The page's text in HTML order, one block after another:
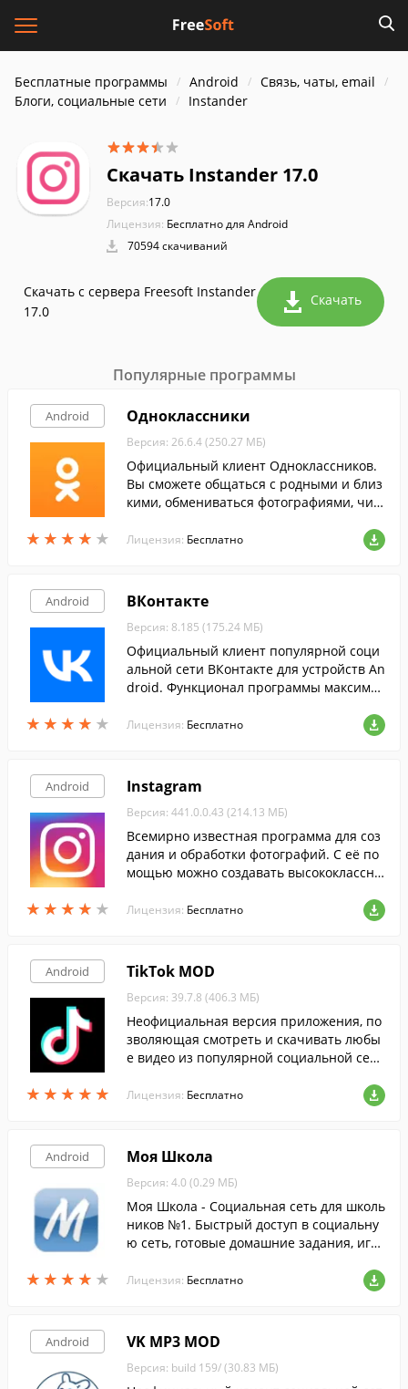
Бесплатные программы Android
Связь, чаты, email
Блоги, социальные сети
Instander
Скачать Instander 17.0
Версия:17.0
Лицензия: Бесплатно для Android
70594 скачиваний
Скачать с сервера Freesoft Instander
17.0
Скачать
Популярные программы
Android
★ ★ ★ ★ ★
★ ★ ★ ★ ★
Одноклассники
Версия: 26.6.4 (250.27 МБ)
Официальный клиент Одноклассников.
Вы сможете общаться с родными и близ
кими, обмениваться фотографиями, чит
ществлять бесплатные звонки через ин
Лицензия: Бесплатно
Android
★ ★ ★ ★ ★
★ ★ ★ ★ ★
ВКонтакте
Версия: 8.185 (175.24 МБ)
Официальный клиент популярной соци
альной сети ВКонтакте для устройств An
droid. Функционал программы максимал
Лицензия: Бесплатно
Android
★ ★ ★ ★ ★
★ ★ ★ ★ ★
Instagram
Версия: 441.0.0.43 (214.13 МБ)
Всемирно известная программа для соз
дания и обработки фотографий. С её по
мощью можно создавать высококлассны
е количество бесплатных фильтров и эф
Лицензия: Бесплатно
Android
★ ★ ★ ★ ★
★ ★ ★ ★ ★
TikTok MOD
Версия: 39.7.8 (406.3 МБ)
Неофициальная версия приложения, по
зволяющая смотреть и скачивать любы
е видео из популярной социальной сет
ы.
Лицензия: Бесплатно
Android
★ ★ ★ ★ ★
★ ★ ★ ★ ★
Моя Школа
Версия: 4.0 (0.29 МБ)
Моя Школа - Социальная сеть для школь
ников №1. Быстрый доступ в социальну
ю сеть, готовые домашние задания, игр
елей.
Лицензия: Бесплатно
Android VK MP3 MOD
Версия: build 159/ (30.83 МБ)